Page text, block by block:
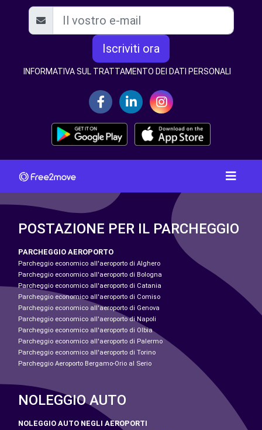
Iscriviti ora
INFORMATIVA SUL TRATTAMENTO DEI DATI PERSONALI
POSTAZIONE PER IL PARCHEGGIO
PARCHEGGIO AEROPORTO
Parcheggio economico all'aeroporto di Alghero
Parcheggio economico all'aeroporto di Bologna
Parcheggio economico all'aeroporto di Catania
Parcheggio economico all'aeroporto di Comiso
Parcheggio economico all'aeroporto di Genova
Parcheggio economico all'aeroporto di Napoli
Parcheggio economico all'aeroporto di Olbia
Parcheggio economico all'aeroporto di Palermo
Parcheggio economico all'aeroporto di Torino
Parcheggio Aeroporto Bergamo-Orio al Serio
NOLEGGIO AUTO
NOLEGGIO AUTO NEGLI AEROPORTI